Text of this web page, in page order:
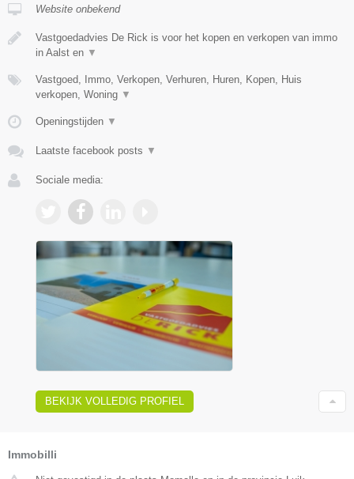
Website onbekend
Vastgoedadvies De Rick is voor het kopen en verkopen van immo
in Aalst en ▼
Vastgoed, Immo, Verkopen, Verhuren, Huren, Kopen, Huis
verkopen, Woning ▼
Openingstijden ▼
Laatste facebook posts ▼
Sociale media:
BEKIJK VOLLEDIG PROFIEL
Immobilli